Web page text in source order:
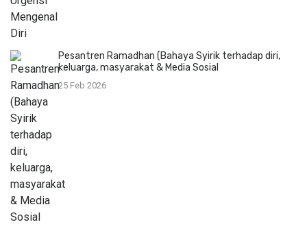
Pesantren Ramadhan (Bahaya Syirik terhadap diri,
keluarga, masyarakat & Media Sosial
25 Feb 2026